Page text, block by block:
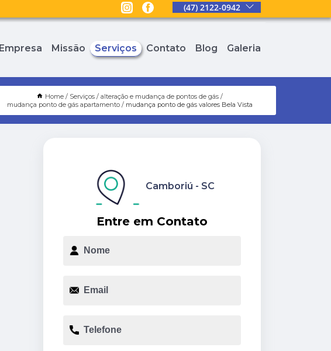
(47) 2122-0942
Empresa Missão Serviços Contato Blog Galeria
Home Serviços
alteração e mudança de pontos de gás
mudança ponto de gás apartamento
mudança ponto de gás valores Bela Vista
Entre em Contato
Camboriú - SC